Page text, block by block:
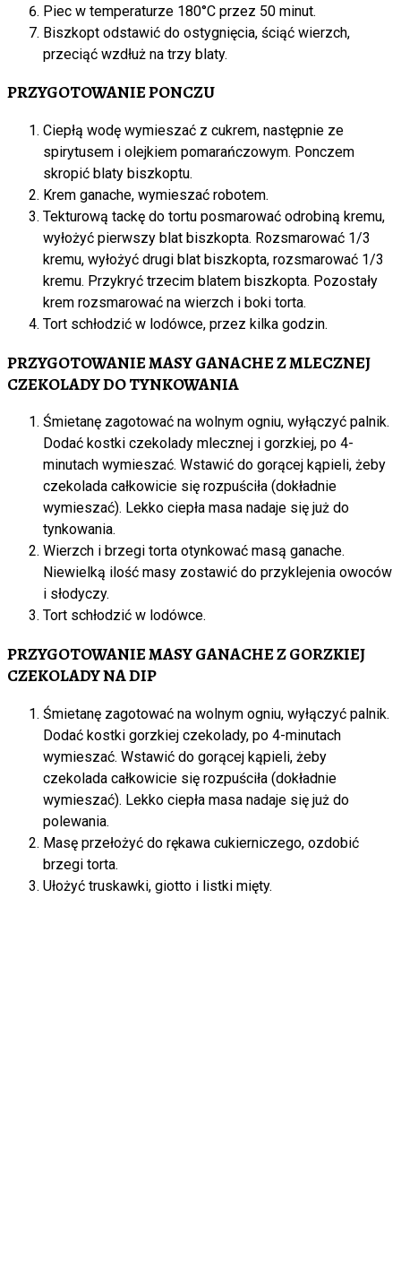
Piec w temperaturze 180°C przez 50 minut.
Biszkopt odstawić do ostygnięcia, ściąć wierzch,
przeciąć wzdłuż na trzy blaty.
PRZYGOTOWANIE PONCZU
Ciepłą wodę wymieszać z cukrem, następnie ze
spirytusem i olejkiem pomarańczowym. Ponczem
skropić blaty biszkoptu.
Krem ganache, wymieszać robotem.
Tekturową tackę do tortu posmarować odrobiną kremu,
wyłożyć pierwszy blat biszkopta. Rozsmarować 1/3
kremu, wyłożyć drugi blat biszkopta, rozsmarować 1/3
kremu. Przykryć trzecim blatem biszkopta. Pozostały
krem rozsmarować na wierzch i boki torta.
Tort schłodzić w lodówce, przez kilka godzin.
PRZYGOTOWANIE MASY GANACHE Z MLECZNEJ
CZEKOLADY DO TYNKOWANIA
Śmietanę zagotować na wolnym ogniu, wyłączyć palnik.
Dodać kostki czekolady mlecznej i gorzkiej, po 4-
minutach wymieszać. Wstawić do gorącej kąpieli, żeby
czekolada całkowicie się rozpuściła (dokładnie
wymieszać). Lekko ciepła masa nadaje się już do
tynkowania.
Wierzch i brzegi torta otynkować masą ganache.
Niewielką ilość masy zostawić do przyklejenia owoców
i słodyczy.
Tort schłodzić w lodówce.
PRZYGOTOWANIE MASY GANACHE Z GORZKIEJ
CZEKOLADY NA DIP
Śmietanę zagotować na wolnym ogniu, wyłączyć palnik.
Dodać kostki gorzkiej czekolady, po 4-minutach
wymieszać. Wstawić do gorącej kąpieli, żeby
czekolada całkowicie się rozpuściła (dokładnie
wymieszać). Lekko ciepła masa nadaje się już do
polewania.
Masę przełożyć do rękawa cukierniczego, ozdobić
brzegi torta.
Ułożyć truskawki, giotto i listki mięty.